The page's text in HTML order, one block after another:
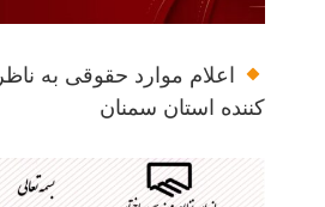
اعلام موارد حقوقی به
کننده استان سمنان